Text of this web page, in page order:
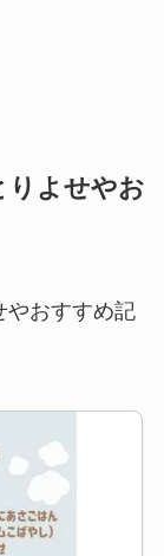
りよせやお
やおすすめ記